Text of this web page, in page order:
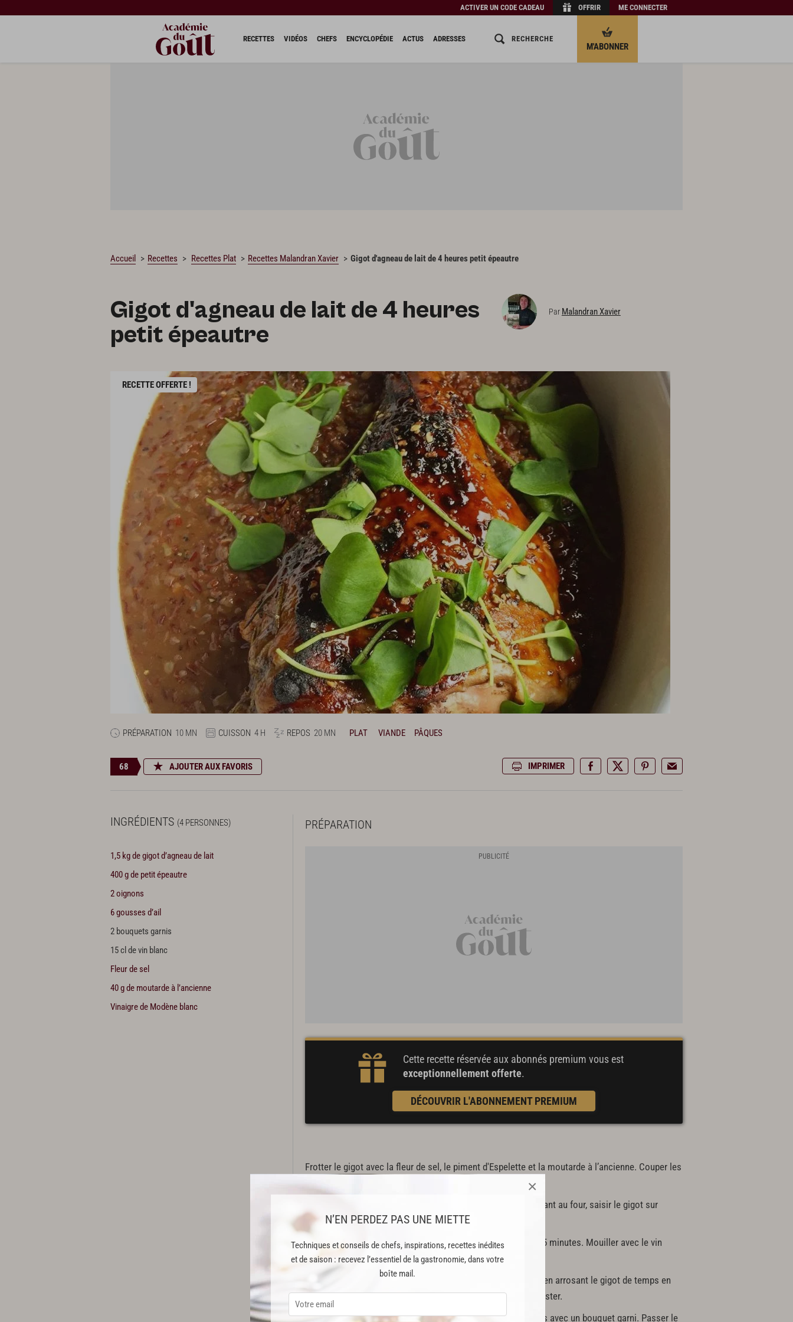
N’EN PERDEZ PAS UNE MIETTE
Techniques et conseils de chefs, inspirations, recettes inédites
et de saison : recevez l’essentiel de la gastronomie, dans votre
boîte mail.
×
ACTIVER UN CODE CADEAU OFFRIR ME CONNECTER
RECETTES VIDÉOS CHEFS ENCYCLOPÉDIE ACTUS ADRESSES RECHERCHE
M'ABONNER
Accueil Recettes Recettes Plat Recettes Malandran Xavier Gigot d'agneau de lait de 4 heures petit épeautre
Gigot d'agneau de lait de 4 heures
petit épeautre
Par Malandran Xavier
RECETTE OFFERTE !
PRÉPARATION 10 MN CUISSON 4 H REPOS 20 MN PLAT VIANDE PÂQUES
68 AJOUTER AUX FAVORIS IMPRIMER
INGRÉDIENTS (4 PERSONNES)
1,5 kg de gigot d’agneau de lait
400 g de petit épeautre
2 oignons
6 gousses d’ail
2 bouquets garnis
15 cl de vin blanc
Fleur de sel
40 g de moutarde à l’ancienne
Vinaigre de Modène blanc
PRÉPARATION
Cette recette réservée aux abonnés premium vous est
exceptionnellement offerte.
DÉCOUVRIR L'ABONNEMENT PREMIUM
Frotter le gigot avec la fleur de sel, le piment d'Espelette et la moutarde à l’ancienne. Couper les
oignons en quatre.
ou un plat muni d'un couvercle allant au four, saisir le gigot sur
toutes les faces avec un filet d’huile d’olive.
Ajouter les oignons,l’ail en chemise etlaisser suer
pendant 5 minutes. Mouiller avec le vin
blanc sec et le bouquet garni.
Déposer le couvercle et enfourner à 120°C pendant 4 heures en arrosant le gigot de temps en
temps. Laisser reposer la viande 20 minutes avant de la déguster.
Cuire l'épeautre dans un grand volume d’eau salée 30 minutes avec un bouquet garni. Passer le
CHARGEMENT…